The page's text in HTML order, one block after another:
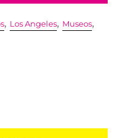
, Los Angeles, Museos,